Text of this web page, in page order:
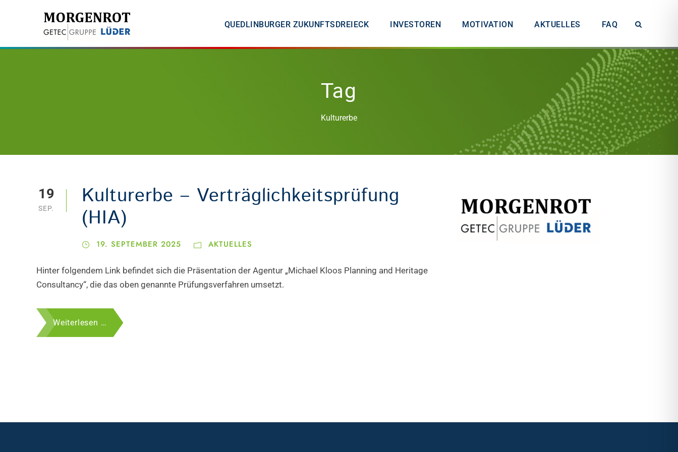
QUEDLINBURGER ZUKUNFTSDREIECK INVESTOREN MOTIVATION AKTUELLES FAQ
Tag
Kulturerbe
19
SEP.
Kulturerbe – Verträglichkeitsprüfung
(HIA)
19. SEPTEMBER 2025 AKTUELLES
Hinter folgendem Link befindet sich die Präsentation der Agentur „Michael Kloos Planning and Heritage
Consultancy“, die das oben genannte Prüfungsverfahren umsetzt.
Weiterlesen …